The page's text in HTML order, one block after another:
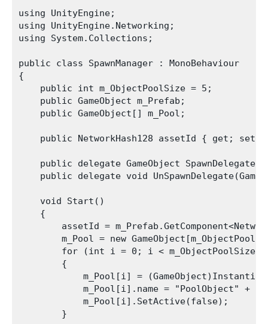
using UnityEngine;
using UnityEngine.Networking;
using System.Collections;
public class SpawnManager : MonoBehaviour
{
    public int m_ObjectPoolSize = 5;
    public GameObject m_Prefab;
    public GameObject[] m_Pool;
public NetworkHash128 assetId { get; set;
public delegate GameObject
public delegate void
    void Start()
    {
assetId =
m_Pool = new
for (int i = 0; i < m_ObjectPoolSize;
        {
m_Pool[i] =
            m_Pool[i].name = "PoolObject" + i;
            m_Pool[i].SetActive(false);
        }